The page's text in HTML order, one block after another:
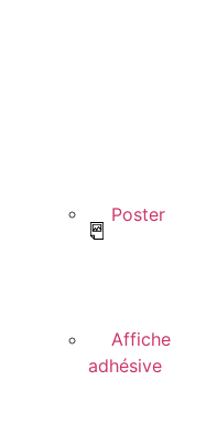
Affiche
adhésive
Poster